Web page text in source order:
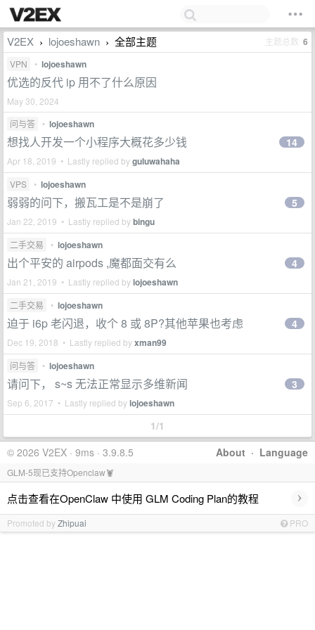
V2EX › lojoeshawn › 全部主题 主题总数 6
VPN • lojoeshawn
优选的反代 ip 用不了什么原因
May 30, 2024
问与答
• lojoeshawn
想找人开发一个小程序大概花多少钱
Apr 18, 2019 • Lastly replied byguluwahaha
14
VPS • lojoeshawn
弱弱的问下，搬瓦工是不是崩了
Jan 22, 2019 • Lastly replied bybingu
5
二手交易 • lojoeshawn
出个平安的 airpods ,魔都面交有么
Jan 21, 2019 • Lastly replied bylojoeshawn
4
二手交易 • lojoeshawn
迫于 i6p 老闪退，收个 8 或 8P?其他苹果也考虑
Dec 19, 2018 • Lastly replied byxman99
4
问与答 • lojoeshawn
请问下， s~s 无法正常显示多维新闻
Sep 6, 2017 • Lastly replied bylojoeshawn
3
1/1
About · Language
© 2026 V2EX · 9ms · 3.9.8.5
GLM-5现已支持Openclaw🦞
点击查看在OpenClaw 中使用 GLM Coding Plan的教程 ›
Promoted byZhipuai PRO